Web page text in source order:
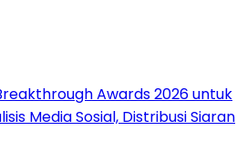
Awards 2026 untuk
Media Sosial, Distribusi Siaran